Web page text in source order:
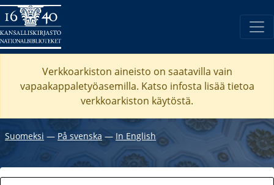
Verkkoarkiston aineisto on saatavilla vain
vapaakappaletyöasemilla. Katso infosta lisää tietoa
verkkoarkiston käytöstä.
Suomeksi ― På svenska― In English